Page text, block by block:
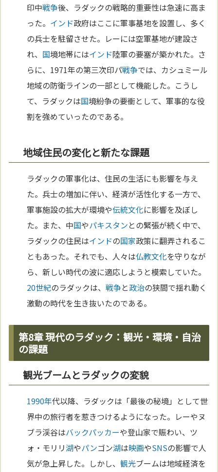
印中戦争後、ラダックの戦略的重要性は急速に高ま
った。 インド政府はここに軍事基地を設置し、多く
の兵士を駐留させた。レーには空軍基地が建設さ
れ、 国境地帯にはインド陸軍の要塞が築かれた。さ
らに、1971年の第三次印パ戦争では、カシュミール
地域の防衛ラインの一部として機能した。こうし
て、ラダックは国境紛争の要衝として、軍事的な役
割を強めていったのである。
地域住民の変化と新たな課題
ラダックの軍事化は、住民の生活にも影響を与え
た。兵士の増加に伴い、経済が活性化する一方で、
軍事施設の拡大が環境や伝統文化に影響を及ぼし
た。また、中国やパキスタンとの緊張が続く中で、
ラダックの住民はインドの国家政策に翻弄されるこ
ともあった。それでも、人々は仏教文化を守りなが
ら、新しい時代の波に適応しようと模索していた。
20世紀のラダックは、戦争と政治の狭間で揺れ動く
激動の時代を生き抜いたのである。
第8章 現代のラダック：観光・環境・自治
の課題
観光ブームとラダックの変貌
1990年代以降、ラダックは「最後の秘境」として世
界中の旅行者を惹きつけるようになった。レーやヌ
ブラ渓谷はバックパッカーや登山家で賑わい、ツ
ォ・モリリ湖やパンゴン湖は映画やSNSの影響で人
気が急上昇した。しかし、観光ブームは地域経済を